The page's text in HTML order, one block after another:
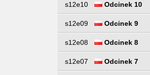
s12e10 Odcinek 10
s12e09 Odcinek 9
s12e08 Odcinek 8
s12e07 Odcinek 7